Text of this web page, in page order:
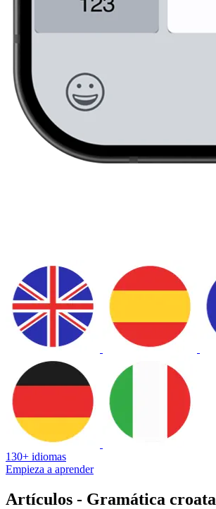
130+ idiomas
Empieza a aprender
Artículos - Gramática croata